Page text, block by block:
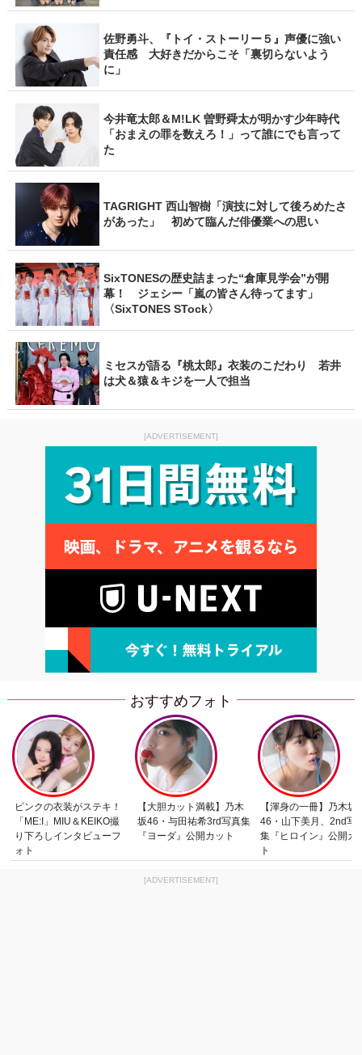
佐野勇斗、『トイ・ストーリー５』声優に強い
責任感 大好きだからこそ「裏切らないよう
に」
今井竜太郎＆M!LK 曽野舜太が明かす少年時代
「おまえの罪を数えろ！」って誰にでも言って
た
TAGRIGHT 西山智樹「演技に対して後ろめたさ
があった」 初めて臨んだ俳優業への思い
SixTONESの歴史詰まった“倉庫見学会”が開
幕！ ジェシー「嵐の皆さん待ってます」
〈SixTONES STock〉
ミセスが語る『桃太郎』衣装のこだわり 若井
は犬＆猿＆キジを一人で担当
[ADVERTISEMENT]
おすすめフォト
ピンクの衣装がステキ！
「ME:I」MIU＆KEIKO撮
り下ろしインタビューフ
ォト
【大胆カット満載】乃木
坂46・与田祐希3rd写真集
『ヨーダ』公開カット
【渾身の一冊】乃木坂
46・山下美月、2nd写
集『ヒロイン』公開カ
ト
[ADVERTISEMENT]